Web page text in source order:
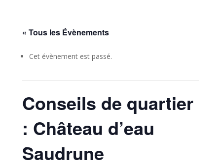
« Tous les Évènements
Cet évènement est passé.
Conseils de quartier
: Château d’eau
Saudrune